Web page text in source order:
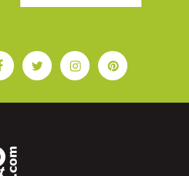
FacebookTwitterInstagramPinterest